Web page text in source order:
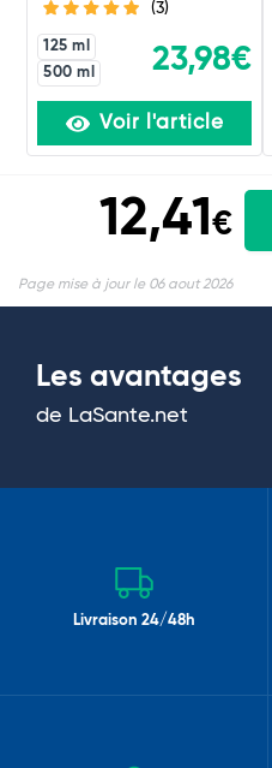
(3)
125 ml
500 ml
23,98€
Voir l'article
12,41€
Page mise à jour le 06 aout 2026
Les avantages
de LaSante.net
Livraison 24/48h